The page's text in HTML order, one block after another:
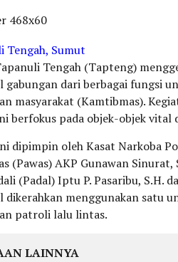
Tengah, Sumut
Tengah (Tapteng)
gabungan dari berbagai fungsi
masyarakat (Kamtibmas).
berfokus pada objek-objek vital
dipimpin oleh Kasat Narkoba
(Pawas) AKP Gunawan
(Padal) Iptu P. Pasaribu, S.H.
dikerahkan menggunakan satu
patroli lalu lintas.
LAINNYA